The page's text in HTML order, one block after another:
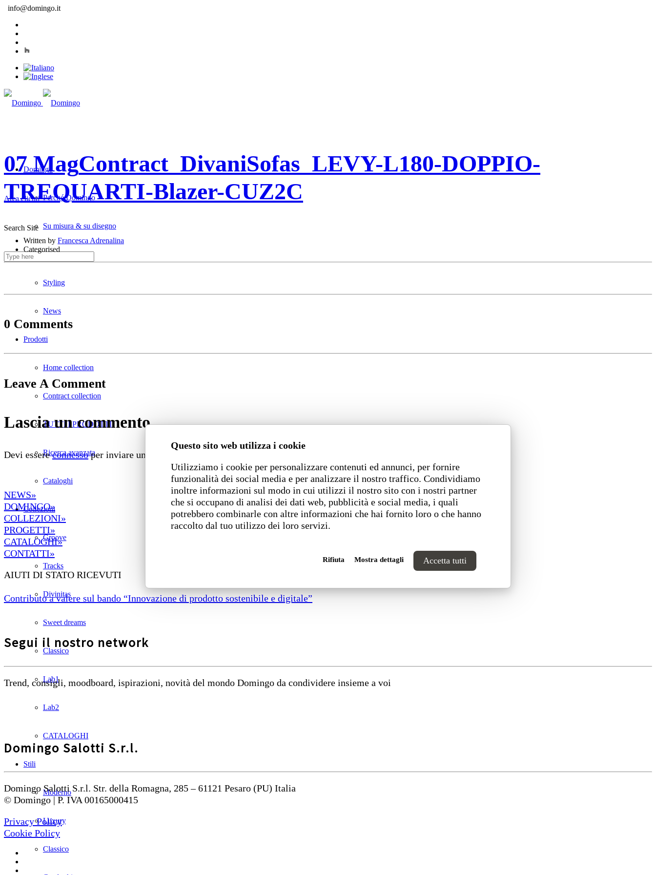
Questo sito web utilizza i cookie
Utilizziamo i cookie per personalizzare contenuti ed annunci, per fornire
funzionalità dei social media e per analizzare il nostro traffico. Condividiamo
inoltre informazioni sul modo in cui utilizzi il nostro sito con i nostri partner
che si occupano di analisi dei dati web, pubblicità e social media, i quali
potrebbero combinarle con altre informazioni che hai fornito loro o che hanno
raccolto dal tuo utilizzo dei loro servizi.
Rifiuta Mostra dettagli Accetta tutti
info@domingo.it
Domingo
Perché Domingo
Su misura & su disegno
Divani ignifughi
Styling
News
Prodotti
Home collection
Contract collection
TUTTI I PRODOTTI
Ricerca avanzata
Cataloghi
Collezioni
Groove
Tracks
Divinitas
Sweet dreams
Classico
Lab1
Lab2
CATALOGHI
Stili
Moderno
Luxury
Classico
Area clienti
Search Site
07 MagContract_DivaniSofas_LEVY-L180-DOPPIO-
TREQUARTI-Blazer-CUZ2C
Written by Francesca Adrenalina
Categorised
0 Comments
Leave A Comment
Lascia un commento
Devi essereconnessoper inviare un commento.
NEWS»
DOMINGO»
COLLEZIONI»
PROGETTI»
CATALOGHI»
CONTATTI»
AIUTI DI STATO RICEVUTI
Contributo a valere sul bando “Innovazione di prodotto sostenibile e digitale”
Segui il nostro network
Trend, consigli, moodboard, ispirazioni, novità del mondo Domingo da condividere insieme a voi
Domingo Salotti S.r.l.
Domingo Salotti S.r.l. Str. della Romagna, 285 – 61121 Pesaro (PU) Italia
© Domingo | P. IVA 00165000415
Privacy Policy
Cookie Policy